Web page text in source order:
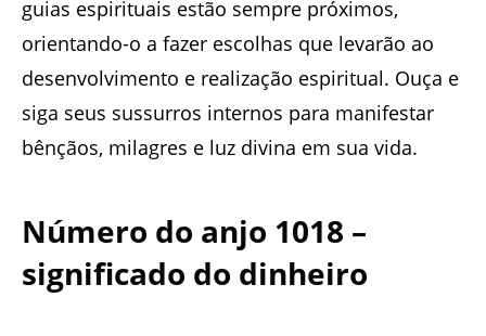
guias espirituais estão sempre próximos,
orientando-o a fazer escolhas que levarão ao
desenvolvimento e realização espiritual. Ouça e
siga seus sussurros internos para manifestar
bênçãos, milagres e luz divina em sua vida.
Número do anjo 1018 –
significado do dinheiro